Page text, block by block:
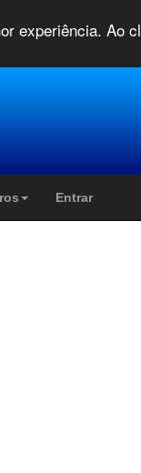
experiência. Ao
Entrar